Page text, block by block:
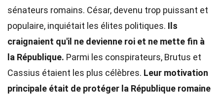
sénateurs romains. César, devenu trop puissant et
populaire, inquiétait les élites politiques. Ils
craignaient qu'il ne devienne roi et ne mette fin à
la République. Parmi les conspirateurs, Brutus et
Cassius étaient les plus célèbres. Leur motivation
principale était de protéger la République romaine